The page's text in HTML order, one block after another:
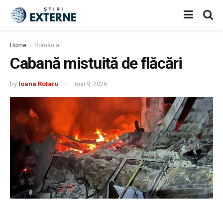
Home România
Cabană mistuită de flăcări
by Ioana Rotaru mai 9, 2026